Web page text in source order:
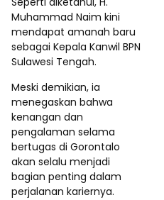
Muhammad Naim kini
mendapat amanah baru
sebagai Kepala Kanwil BPN
Sulawesi Tengah.
Meski demikian, ia
menegaskan bahwa
kenangan dan
pengalaman selama
bertugas di Gorontalo
akan selalu menjadi
bagian penting dalam
perjalanan kariernya.